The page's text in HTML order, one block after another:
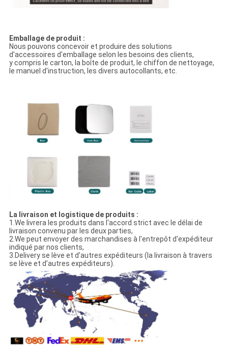
Emballage de produit :
Nous pouvons concevoir et produire des solutions
d'accessoires d'emballage selon les besoins des clients,
y compris le carton, la boîte de produit, le chiffon de nettoyage,
le manuel d'instruction, les divers autocollants, etc.
La livraison et logistique de produits :
1.We livrera les produits dans l'accord strict avec le délai de
livraison convenu par les deux parties,
2.We peut envoyer des marchandises à l'entrepôt d'expéditeur
indiqué par nos clients,
3.Delivery se lève et d'autres expéditeurs (la livraison à travers
se lève et d'autres expéditeurs).